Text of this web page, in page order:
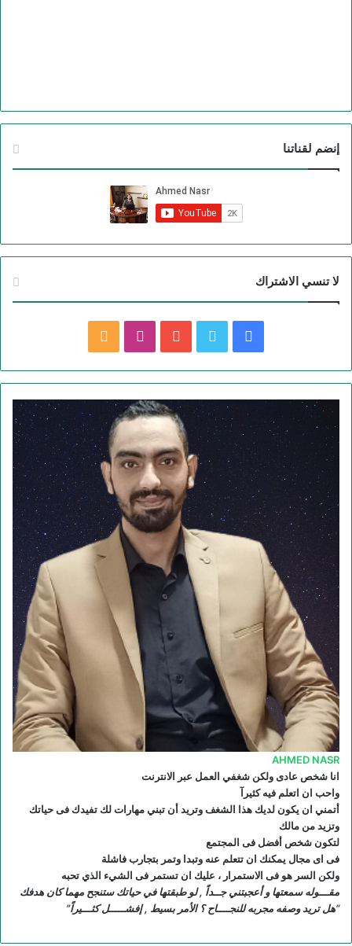
إنضم لقناتنا
لا تنسي الاشتراك
فيسبوك يوتيوب انستقرام
الموقع
RSS
AHMED NASR
انا شخص عادى ولكن شغفي العمل عبر الانترنت
واحب ان اتعلم فيه كثيرآ
أتمني ان يكون لديك هذا الشغف وتريد أن تبني مهارات لك تفيدك فى حياتك
وتزيد من مالك
لتكون شخص أفضل فى المجتمع
فى اى مجال يمكنك ان تتعلم عنه وتبدا وتمر بتجارب فاشلة
ولكن السر هو فى الاستمرار ، عليك ان تستمر فى الشيء الذي تحبه
مقـــوله سمعتها و أعجبتني جــداً , لو طبقتها في حياتك ستنجح مهما كان هدفك
“هل تريد وصفه مجربه للنجــــاح ؟ الأمر بسيط , إفشـــــل كثـــيراً”